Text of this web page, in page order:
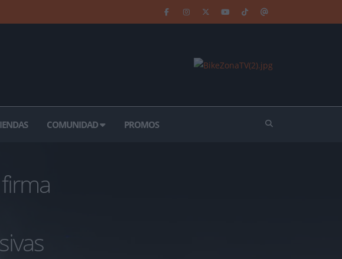
COMUNIDAD PROMOS